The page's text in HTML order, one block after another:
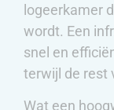
logeerkamer
wordt. Een
snel en
terwijl de rest
Wat een